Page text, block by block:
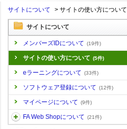
サイトについて > サイトの使い方について
サイトについて
メンバーズIDについて (19件)
サイトの使い方について (5件)
eラーニングについて (33件)
ソフトウェア登録について (12件)
マイページについて (9件)
FA Web Shopについて (21件)